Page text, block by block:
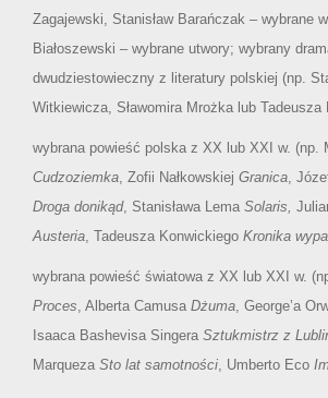
Zagajewski, Stanisław Barańczak – wybrane
Białoszewski – wybrane utwory; wybrany
dwudziestowieczny z literatury polskiej (np.
Witkiewicza, Sławomira Mrożka lub Tadeusza
wybrana powieść polska z XX lub XXI w. (np.
Cudzoziemka, Zofii Nałkowskiej Granica,
Droga donikąd, Stanisława Lema Solaris,
Austeria, Tadeusza Konwickiego Kronika
wybrana powieść światowa z XX lub XXI w.
Proces, Alberta Camusa Dżuma, George’a
Isaaca Bashevisa Singera Sztukmistrz z
Marqueza Sto lat samotności, Umberto Eco